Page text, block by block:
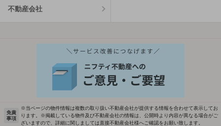
不動産会社
免責
事項
※当ページの物件情報は複数の取り扱い不動産会社が提供する情報を合わせて表示してお
ります。※掲載している物件及び不動産会社の情報は、公開時より内容が異なる場合がご
ざいますので、詳細に関しましては直接不動産会社様へご確認をお願い致します。